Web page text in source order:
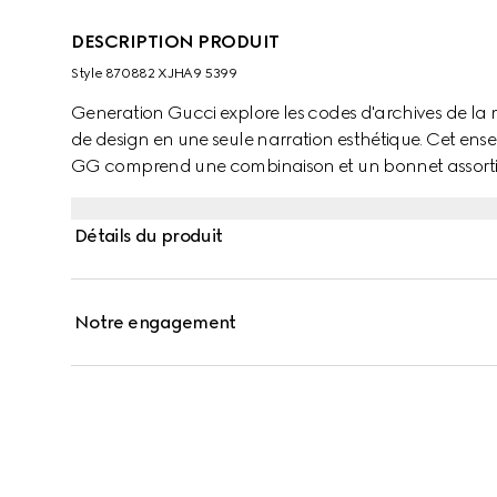
DESCRIPTION PRODUIT
Style ‎870882 XJHA9 5399
Generation Gucci explore les codes d'archives de
de design en une seule narration esthétique. Cet
GG comprend une combinaison et un bonnet
Détails du produit
Notre engagement